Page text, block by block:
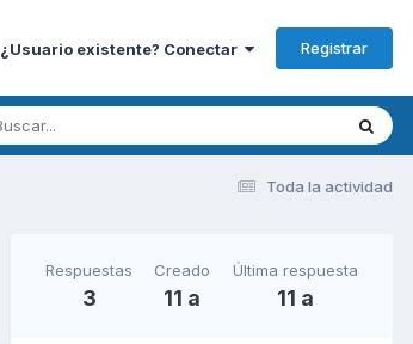
¿Usuario existente? Conectar Registrar
Toda la actividad
Respuestas
3
Creado
11 a
Última respuesta
11 a